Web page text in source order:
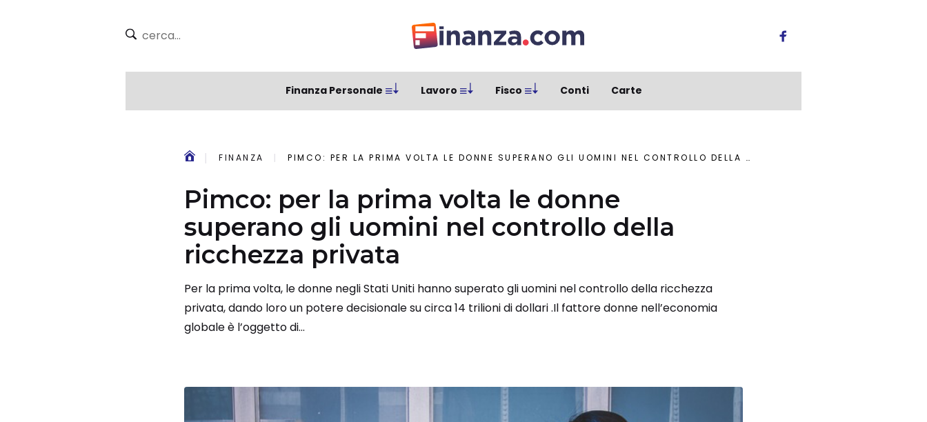
Finanza Personale Lavoro Fisco Conti Carte
FINANZA PIMCO: PER LA PRIMA VOLTA LE DONNE SUPERANO GLI UOMINI NEL CONTROLLO DELLA RICCHEZZA PRIVATA
Pimco: per la prima volta le donne
superano gli uomini nel controllo della
ricchezza privata
Per la prima volta, le donne negli Stati Uniti hanno superato gli uomini nel controllo della ricchezza
privata, dando loro un potere decisionale su circa 14 trilioni di dollari .Il fattore donne nell’economia
globale è l’oggetto di...